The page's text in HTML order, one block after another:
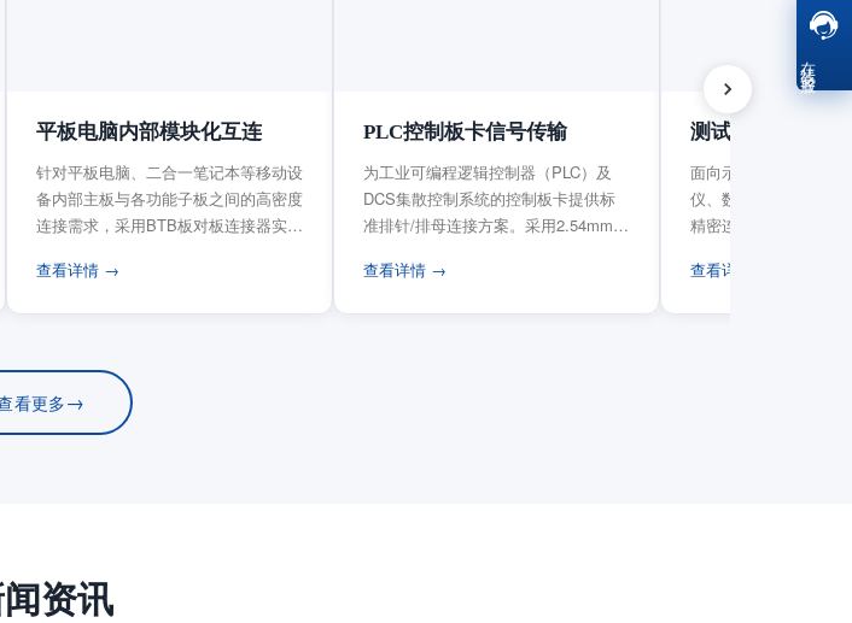
平板电脑内部模块化互连
针对平板电脑、二合一笔记本等移动设
备内部主板与各功能子板之间的高密度
连接需求，采用BTB板对板连接器实现
查看详情 →
PLC控制板卡信号传输
为工业可编程逻辑控制器（PLC）及
DCS集散控制系统的控制板卡提供标
准排针/排母连接方案。采用2.54mm标
查看详情 →
测试与测量设备
面向示波器、信号发
仪、数据采集卡等电
精密连接需求，提供
查看详情 →
看更多→
资讯
在线客服